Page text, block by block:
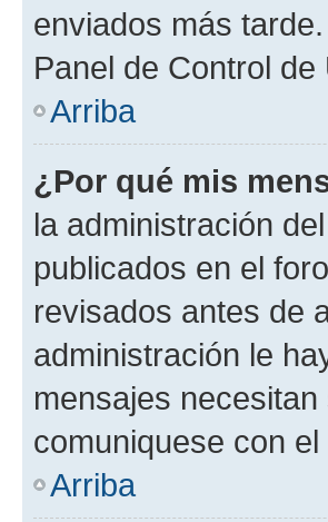
enviados más
Panel de Control de
Arriba
¿Por qué mis
la administración
publicados en el
revisados antes de
administración le
mensajes
comuniquese con
Arriba